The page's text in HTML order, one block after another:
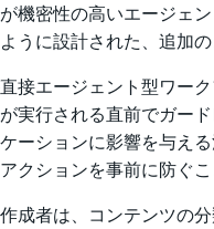
機密性の高いエージェ
に設計された、追加の
接エージェント型ワー
実行される直前でガー
ーションに影響を与え
クションを事前に防ぐこ
成者は、コンテンツの